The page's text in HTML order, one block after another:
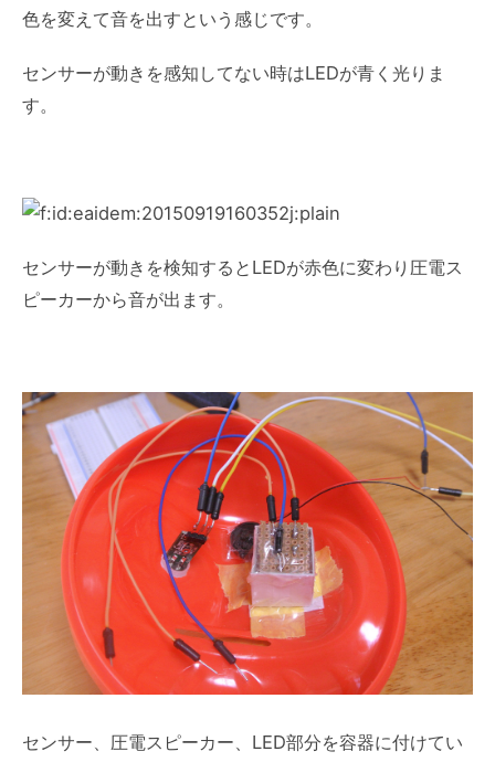
色を変えて音を出すという感じです。
センサーが動きを感知してない時はLEDが青く光りま
す。
センサーが動きを検知するとLEDが赤色に変わり圧電ス
ピーカーから音が出ます。
センサー、圧電スピーカー、LED部分を容器に付けてい